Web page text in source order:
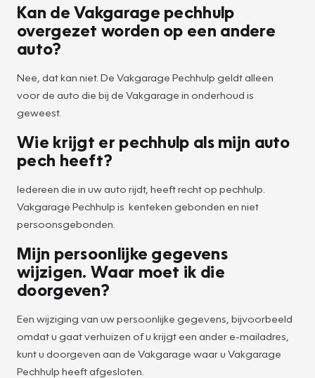
Kan de Vakgarage pechhulp
overgezet worden op een andere
auto?
Nee, dat kan niet. De Vakgarage Pechhulp geldt alleen
voor de auto die bij de Vakgarage in onderhoud is
geweest.
Wie krijgt er pechhulp als mijn auto
pech heeft?
Iedereen die in uw auto rijdt, heeft recht op pechhulp.
Vakgarage Pechhulp is kenteken gebonden en niet
persoonsgebonden.
Mijn persoonlijke gegevens
wijzigen. Waar moet ik die
doorgeven?
Een wijziging van uw persoonlijke gegevens, bijvoorbeeld
omdat u gaat verhuizen of u krijgt een ander e-mailadres,
kunt u doorgeven aan de Vakgarage waar u Vakgarage
Pechhulp heeft afgesloten.